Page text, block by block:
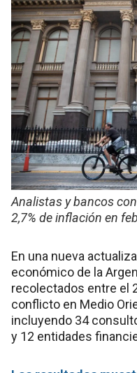
Analistas y bancos
2,7% de inflación en
En una nueva
económico de la
recolectados entre el
conflicto en Medio
incluyendo 34
y 12 entidades